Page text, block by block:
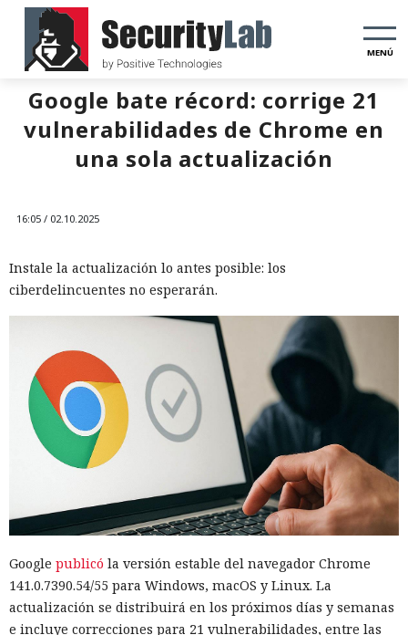
MENÚ
Google bate récord: corrige 21
vulnerabilidades de Chrome en
una sola actualización
16:05 / 02.10.2025
Instale la actualización lo antes posible: los
ciberdelincuentes no esperarán.
Google publicó la versión estable del navegador Chrome
141.0.7390.54/55 para Windows, macOS y Linux. La
actualización se distribuirá en los próximos días y semanas
e incluye correcciones para 21 vulnerabilidades, entre las